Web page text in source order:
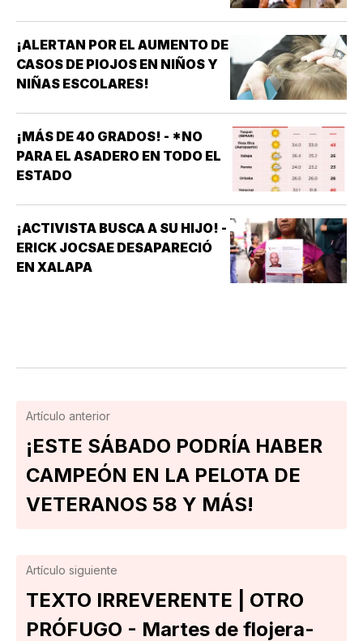
¡ALERTAN POR EL AUMENTO DE
CASOS DE PIOJOS EN NIÑOS Y
NIÑAS ESCOLARES!
¡MÁS DE 40 GRADOS! - *NO
PARA EL ASADERO EN TODO EL
ESTADO
¡ACTIVISTA BUSCA A SU HIJO! -
ERICK JOCSAE DESAPARECIÓ
EN XALAPA
Artículo anterior
¡ESTE SÁBADO PODRÍA HABER
CAMPEÓN EN LA PELOTA DE
VETERANOS 58 Y MÁS!
Artículo siguiente
TEXTO IRREVERENTE | OTRO
PRÓFUGO - Martes de flojera-